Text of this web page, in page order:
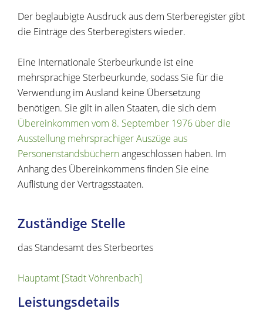
Der beglaubigte Ausdruck aus dem Sterberegister gibt
die Einträge des Sterberegisters wieder.
Eine Internationale Sterbeurkunde ist eine
mehrsprachige Sterbeurkunde, sodass Sie für die
Verwendung im Ausland keine Übersetzung
benötigen. Sie gilt in allen Staaten, die sich dem
Übereinkommen vom 8. September 1976 über die
Ausstellung mehrsprachiger Auszüge aus
Personenstandsbüchernangeschlossen haben. Im
Anhang des Übereinkommens finden Sie eine
Auflistung der Vertragsstaaten.
Zuständige Stelle
das Standesamt des Sterbeortes
Hauptamt [Stadt Vöhrenbach]
Leistungsdetails